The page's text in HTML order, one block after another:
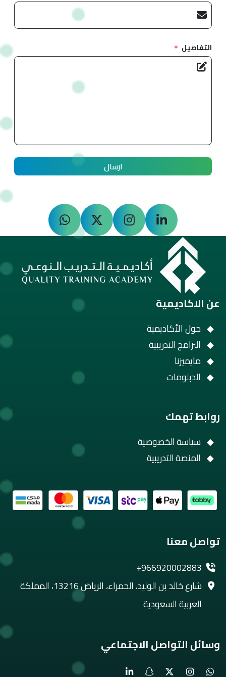
التفاصيل
ارسال
عن الاكاديمية
حول الأكاديمية
البرامج التدريبية
مايميزنا
الدبلومات
روابط تهمك
سياسة الخصوصية
المنصة التدريبية
تواصل معنا
+966920002883
شارع خالد بن الوليد، الحمراء، الرياض 13216، المملكة
العربية السعودية
وسائل التواصل الاجتماعي